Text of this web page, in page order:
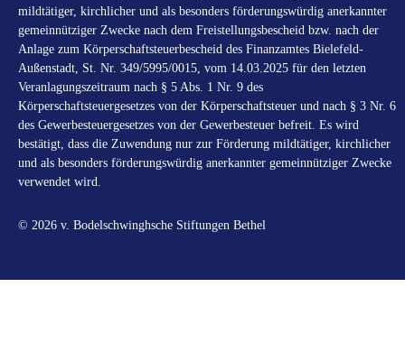
mildtätiger, kirchlicher und als besonders förderungswürdig anerkannter
gemeinnütziger Zwecke nach dem Freistellungsbescheid bzw. nach der
Anlage zum Körperschaftsteuerbescheid des Finanzamtes Bielefeld-
Außenstadt, St. Nr. 349/5995/0015, vom 14.03.2025 für den letzten
Veranlagungszeitraum nach § 5 Abs. 1 Nr. 9 des
Körperschaftsteuergesetzes von der Körperschaftsteuer und nach § 3 Nr. 6
des Gewerbesteuergesetzes von der Gewerbesteuer befreit. Es wird
bestätigt, dass die Zuwendung nur zur Förderung mildtätiger, kirchlicher
und als besonders förderungswürdig anerkannter gemeinnütziger Zwecke
verwendet wird.
© 2026 v. Bodelschwinghsche Stiftungen Bethel